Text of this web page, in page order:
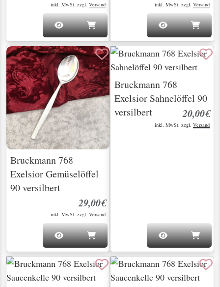
inkl. MwSt. zzgl. Versand inkl. MwSt. zzgl. Versand
Bruckmann 768
Exelsior Gemüselöffel
90 versilbert
29,00€
inkl. MwSt. zzgl. Versand
Bruckmann 768
Exelsior Sahnelöffel 90
versilbert
20,00€
inkl. MwSt. zzgl. Versand